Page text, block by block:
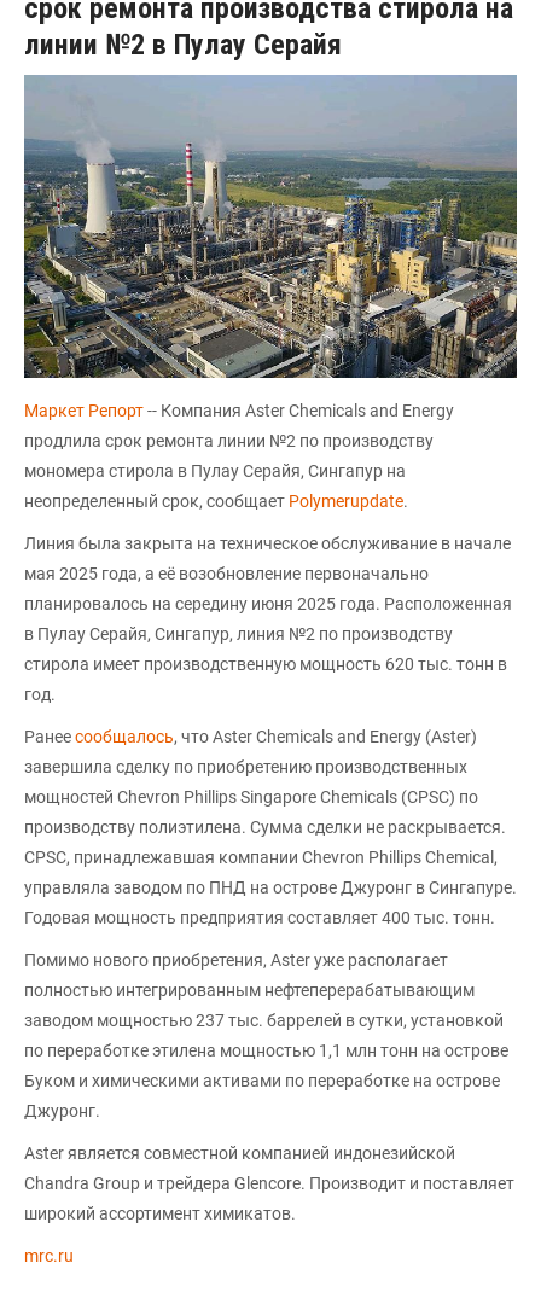
срок ремонта производства стирола на
линии №2 в Пулау Серайя
Маркет Репорт-- Компания Aster Chemicals and Energy
продлила срок ремонта линии №2 по производству
мономера стирола в Пулау Серайя, Сингапур на
неопределенный срок, сообщает Polymerupdate.
Линия была закрыта на техническое обслуживание в начале
мая 2025 года, а её возобновление первоначально
планировалось на середину июня 2025 года. Расположенная
в Пулау Серайя, Сингапур, линия №2 по производству
стирола имеет производственную мощность 620 тыс. тонн в
год.
Ранеесообщалось, что Aster Chemicals and Energy (Aster)
завершила сделку по приобретению производственных
мощностей Chevron Phillips Singapore Chemicals (CPSC) по
производству полиэтилена. Сумма сделки не раскрывается.
CPSC, принадлежавшая компании Chevron Phillips Chemical,
управляла заводом по ПНД на острове Джуронг в Сингапуре.
Годовая мощность предприятия составляет 400 тыс. тонн.
Помимо нового приобретения, Aster уже располагает
полностью интегрированным нефтеперерабатывающим
заводом мощностью 237 тыс. баррелей в сутки, установкой
по переработке этилена мощностью 1,1 млн тонн на острове
Буком и химическими активами по переработке на острове
Джуронг.
Aster является совместной компанией индонезийской
Chandra Group и трейдера Glencore. Производит и поставляет
широкий ассортимент химикатов.
mrc.ru